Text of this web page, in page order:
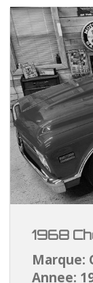
1968
Marque:
Annee: